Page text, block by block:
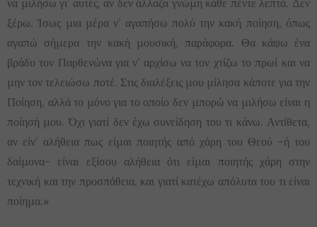
να μιλήσω γι’ αυτές, αν δεν άλλαζα γνώμη κάθε πέντε λεπτά. Δεν
ξέρω. Ίσως μια μέρα ν’ αγαπήσω πολύ την κακή ποίηση, όπως
αγαπώ σήμερα την κακή μουσική, παράφορα. Θα κάψω ένα
βράδυ τον Παρθενώνα για ν’ αρχίσω να τον χτίζω το πρωί και να
μην τον τελειώσω ποτέ. Στις διαλέξεις μου μίλησα κάποτε για την
Ποίηση, αλλά το μόνο για το οποίο δεν μπορώ να μιλήσω είναι η
ποίησή μου. Όχι γιατί δεν έχω συνείδηση του τι κάνω. Αντίθετα,
αν είν’ αλήθεια πως είμαι ποιητής από χάρη του Θεού -ή του
δαίμονα- είναι εξίσου αλήθεια ότι είμαι ποιητής χάρη στην
τεχνική και την προσπάθεια, και γιατί κατέχω απόλυτα του τι είναι
ποίημα.»